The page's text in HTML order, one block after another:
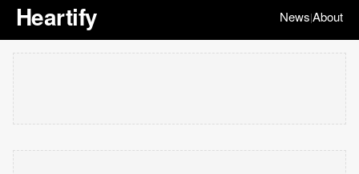
Heartify News|About